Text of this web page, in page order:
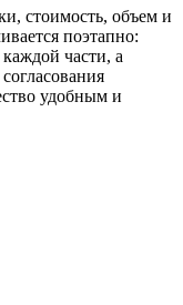
стоимость, объем и
поэтапно:
части, а
удобным и